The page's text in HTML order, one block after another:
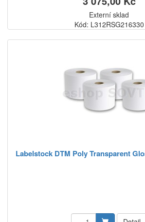
Externí sklad
Kód: L312RSG216330
Labelstock DTM Poly Transparent